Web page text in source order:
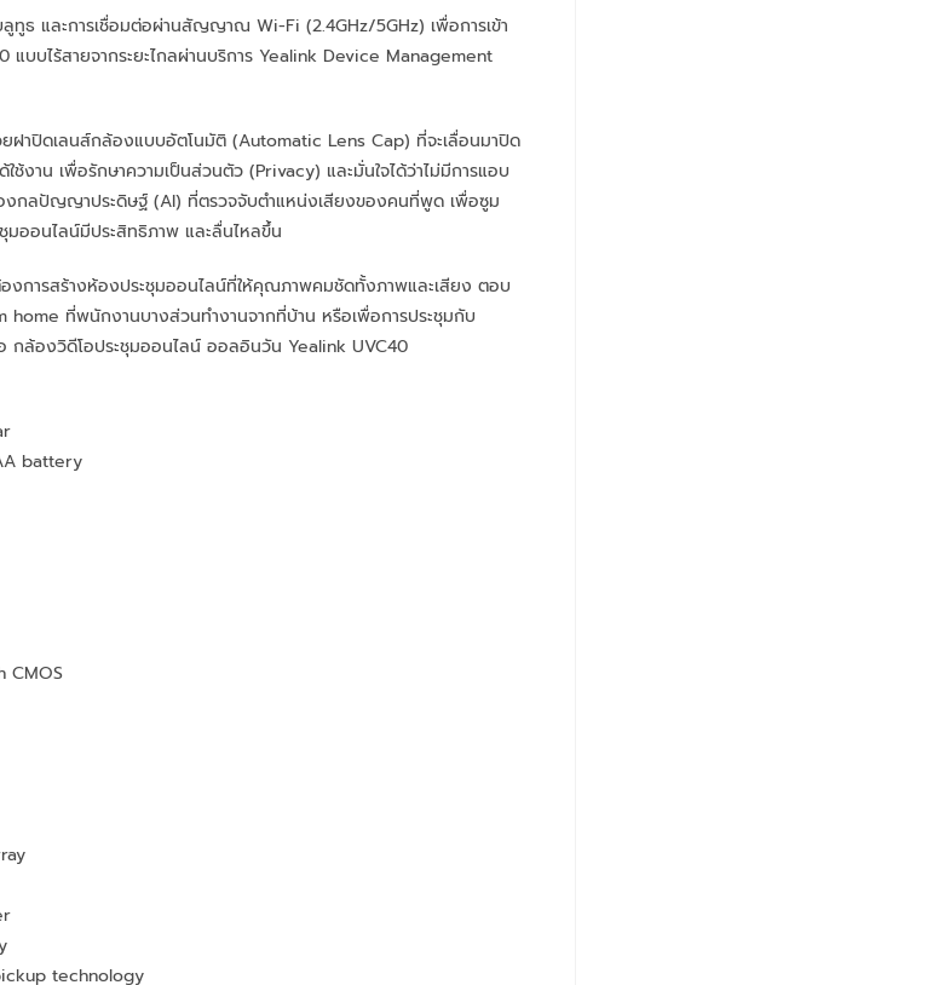
ลูทูธ และการเชื่อมต่อผ่านสัญญาณ Wi-Fi (2.4GHz/5GHz) เพื่อการเข้า
บบไร้สายจากระยะไกลผ่านบริการ Yealink Device Management
าปิดเลนส์กล้องแบบอัตโนมัติ (Automatic Lens Cap) ที่จะเลื่อนมาปิด
ใช้งาน เพื่อรักษาความเป็นส่วนตัว (Privacy) และมั่นใจได้ว่าไม่มีการแอบ
กลปัญญาประดิษฐ์ (AI) ที่ตรวจจับตำแหน่งเสียงของคนที่พูด เพื่อซูม
มออนไลน์มีประสิทธิภาพ และลื่นไหลขึ้น
งการสร้างห้องประชุมออนไลน์ที่ให้คุณภาพคมชัดทั้งภาพและเสียง ตอบ
home ที่พนักงานบางส่วนทำงานจากที่บ้าน หรือเพื่อการประชุมกับ
กล้องวิดีโอประชุมออนไลน์ ออลอินวัน Yealink UVC40
battery
CMOS
technology